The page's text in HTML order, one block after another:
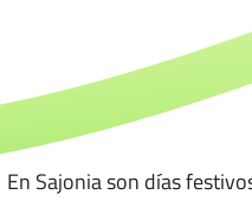
En Sajonia son días